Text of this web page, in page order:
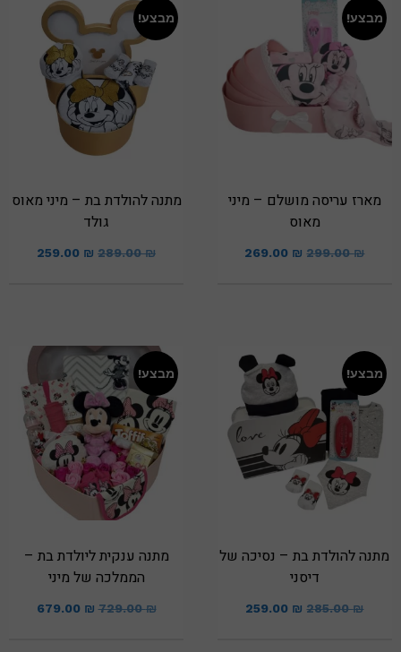
מבצע!
מארז עריסה מושלם – מיני
מאוס
299.00₪
269.00 ₪
מבצע!
מתנה להולדת בת – מיני מאוס
גולד
289.00₪
259.00 ₪
מבצע!
מתנה להולדת בת – נסיכה של
דיסני
285.00₪
259.00 ₪
מבצע!
מתנה ענקית ליולדת בת –
הממלכה של מיני
729.00₪
679.00 ₪